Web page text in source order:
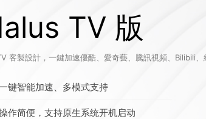
海外办公
TV 版
客製設計，一鍵加速優酷、愛奇藝、騰訊視頻、Bilibili
键智能加速、多模式支持
作简便，支持原生系统开机启动